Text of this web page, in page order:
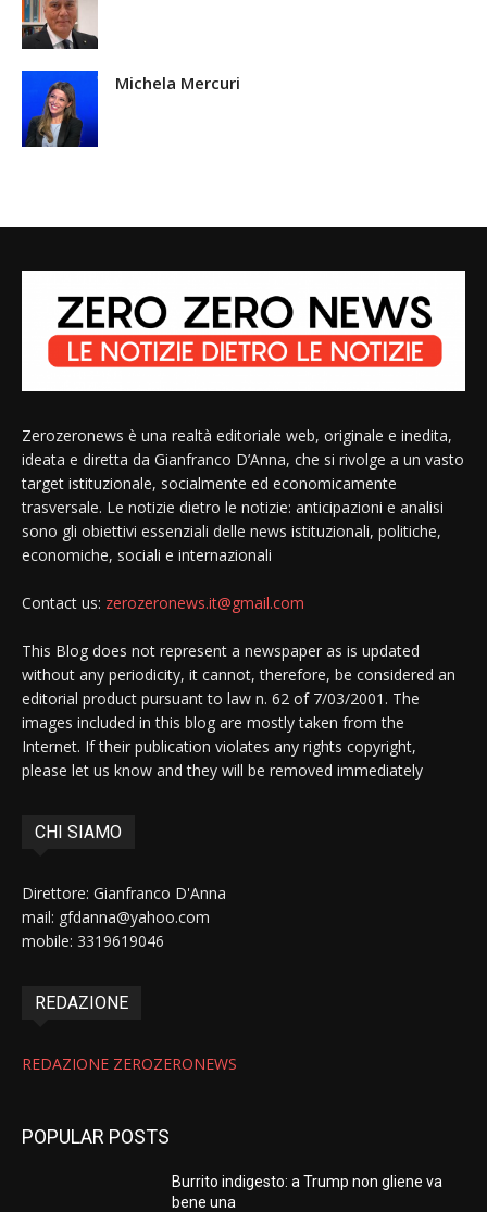
Michela Mercuri
Zerozeronews è una realtà editoriale web, originale e inedita,
ideata e diretta da Gianfranco D’Anna, che si rivolge a un vasto
target istituzionale, socialmente ed economicamente
trasversale. Le notizie dietro le notizie: anticipazioni e analisi
sono gli obiettivi essenziali delle news istituzionali, politiche,
economiche, sociali e internazionali
Contact us: zerozeronews.it@gmail.com
This Blog does not represent a newspaper as is updated
without any periodicity, it cannot, therefore, be considered an
editorial product pursuant to law n. 62 of 7/03/2001. The
images included in this blog are mostly taken from the
Internet. If their publication violates any rights copyright,
please let us know and they will be removed immediately
CHI SIAMO
Direttore: Gianfranco D'Anna
mail: gfdanna@yahoo.com
mobile: 3319619046
REDAZIONE
REDAZIONE ZEROZERONEWS
POPULAR POSTS
Burrito indigesto: a Trump non gliene va
bene una